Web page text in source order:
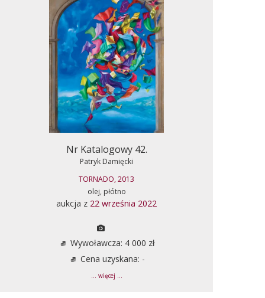
Nr Katalogowy 42.
Patryk Damięcki
TORNADO, 2013
olej, płótno
aukcja z 22 września 2022
Wywoławcza: 4 000 zł
Cena uzyskana: -
... więcej ...